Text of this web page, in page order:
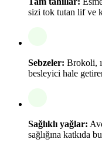
sizi tok tutan lif ve
Sebzeler: Brokoli,
besleyici hale
Sağlıklı yağlar:
sağlığına katkıda